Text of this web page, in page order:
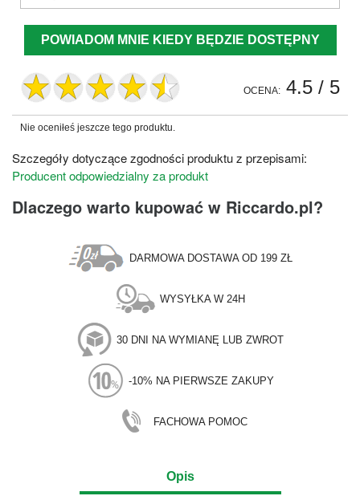
POWIADOM MNIE KIEDY BĘDZIE DOSTĘPNY
OCENA: 4.5 / 5
Nie oceniłeś jeszcze tego produktu.
Szczegóły dotyczące zgodności produktu z przepisami:
Producent odpowiedzialny za produkt
Dlaczego warto kupować w Riccardo.pl?
DARMOWA DOSTAWA OD 199 ZŁ
WYSYŁKA W 24H
30 DNI NA WYMIANĘ LUB ZWROT
-10% NA PIERWSZE ZAKUPY
FACHOWA POMOC
Opis